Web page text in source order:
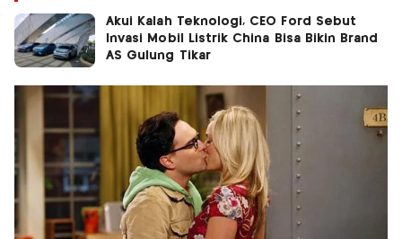
Akui Kalah Teknologi, CEO Ford Sebut
Invasi Mobil Listrik China Bisa Bikin Brand
AS Gulung Tikar